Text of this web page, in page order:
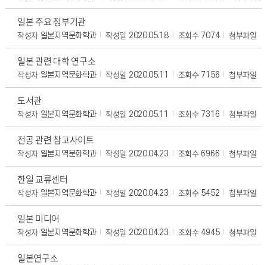
일본 주요 정부기관
작성자 일본지역문화학과 작성일 2020.05.18 조회수 7074 첨부파일
일본 관련 대학 연구소
작성자 일본지역문화학과 작성일 2020.05.11 조회수 7156 첨부파일
도서관
작성자 일본지역문화학과 작성일 2020.05.11 조회수 7316 첨부파일
전공 관련 참고사이트
작성자 일본지역문화학과 작성일 2020.04.23 조회수 6966 첨부파일
한일 교류센터
작성자 일본지역문화학과 작성일 2020.04.23 조회수 5452 첨부파일
일본 미디어
작성자 일본지역문화학과 작성일 2020.04.23 조회수 4945 첨부파일
일본연구소